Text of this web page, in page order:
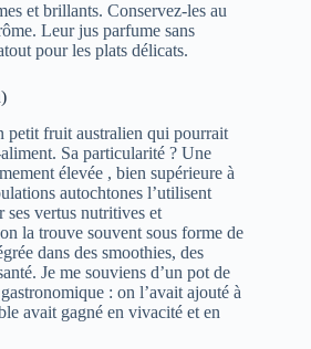
et brillants. Conservez-les au
Leur jus parfume sans
pour les plats délicats.
petit fruit australien qui pourrait
Sa particularité ? Une
élevée , bien supérieure à
autochtones l’utilisent
ses vertus nutritives et
la trouve souvent sous forme de
dans des smoothies, des
Je me souviens d’un pot de
: on l’avait ajouté à
avait gagné en vivacité et en